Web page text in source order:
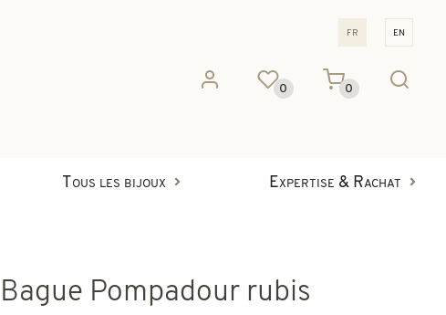
fr en
0 0
Tous les bijoux Expertise & Rachat
Bague Pompadour rubis